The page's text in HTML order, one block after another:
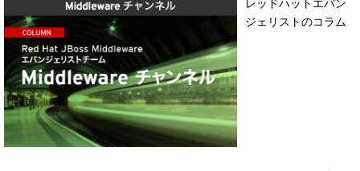
レッドハットエバン
ジェリストのコラム